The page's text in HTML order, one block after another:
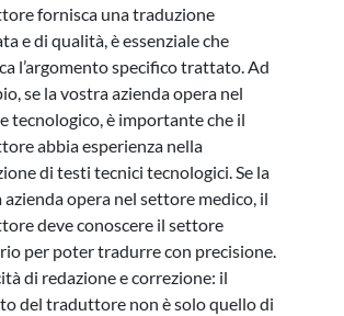
fornisca una traduzione
e di qualità, è essenziale che
l’argomento specifico trattato. Ad
se la vostra azienda opera nel
tecnologico, è importante che il
abbia esperienza nella
di testi tecnici tecnologici. Se la
opera nel settore medico, il
deve conoscere il settore
per poter tradurre con precisione.
di redazione e correzione: il
del traduttore non è solo quello di